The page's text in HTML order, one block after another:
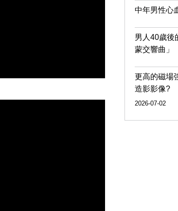
中年男性心
男人40歲後
蒙交響曲」
更高的磁場
造影影像?
2026-07-02